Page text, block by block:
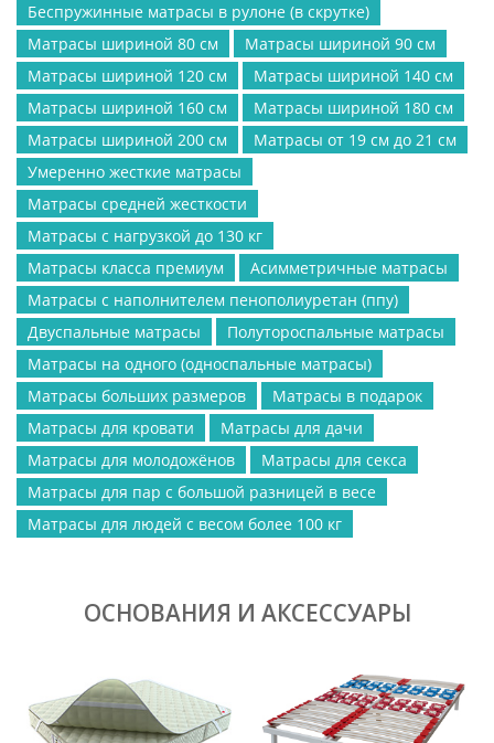
Беспружинные матрасы в рулоне (в скрутке)
Матрасы шириной 80 см
Матрасы шириной 90 см
Матрасы шириной 120 см
Матрасы шириной 140 см
Матрасы шириной 160 см
Матрасы шириной 180 см
Матрасы шириной 200 см
Матрасы от 19 см до 21 см
Умеренно жесткие матрасы
Матрасы средней жесткости
Матрасы с нагрузкой до 130 кг
Матрасы класса премиум
Асимметричные матрасы
Матрасы с наполнителем пенополиуретан (ппу)
Двуспальные матрасы
Полутороспальные матрасы
Матрасы на одного (односпальные матрасы)
Матрасы больших размеров
Матрасы в подарок
Матрасы для кровати
Матрасы для дачи
Матрасы для молодожёнов
Матрасы для секса
Матрасы для пар с большой разницей в весе
Матрасы для людей с весом более 100 кг
ОСНОВАНИЯ И АКСЕССУАРЫ